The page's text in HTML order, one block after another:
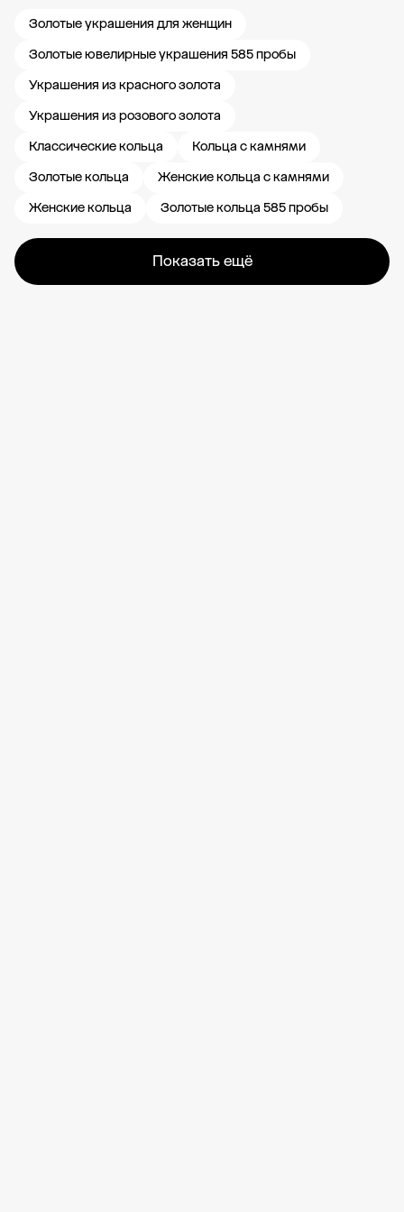
Золотые украшения для женщин
Золотые ювелирные украшения 585 пробы
Украшения из красного золота
Украшения из розового золота
Классические кольца
Кольца с камнями
Золотые кольца
Женские кольца с камнями
Женские кольца
Золотые кольца 585 пробы
Показать ещё